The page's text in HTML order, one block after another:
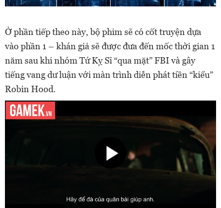
Ở phần tiếp theo này, bộ phim sẽ có cốt truyện dựa
vào phần 1 – khán giả sẽ được đưa đến mốc thời gian 1
năm sau khi nhóm Tứ Kỵ Sĩ “qua mặt” FBI và gây
tiếng vang dư luận với màn trình diễn phát tiền “kiểu”
Robin Hood.